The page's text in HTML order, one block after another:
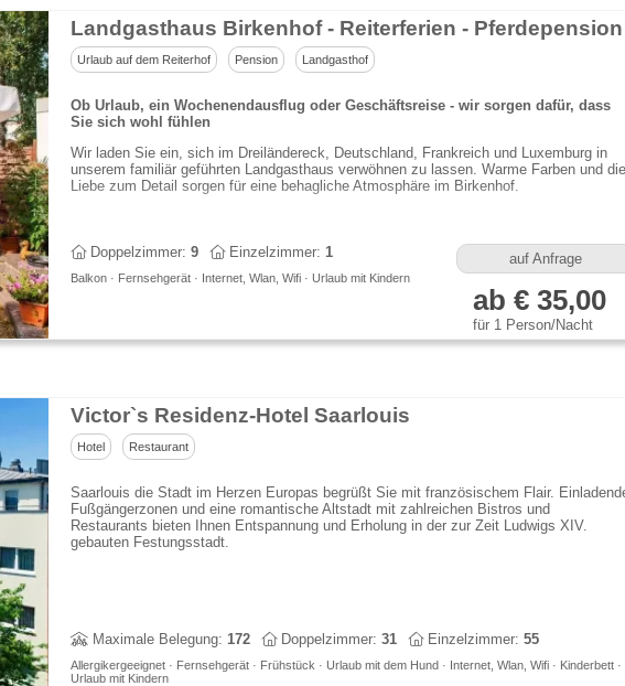
Landgasthaus Birkenhof - Reiterferien - Pferdepension
Urlaub auf dem Reiterhof Pension Landgasthof
Ob Urlaub, ein Wochenendausflug oder Geschäftsreise - wir sorgen dafür, dass
Sie sich wohl fühlen
Wir laden Sie ein, sich im Dreiländereck, Deutschland, Frankreich und Luxemburg in
unserem familiär geführten Landgasthaus verwöhnen zu lassen. Warme Farben und die
Liebe zum Detail sorgen für eine behagliche Atmosphäre im Birkenhof.
Doppelzimmer: 9 Einzelzimmer: 1
Balkon · Fernsehgerät · Internet, Wlan, Wifi · Urlaub mit Kindern
auf Anfrage
ab € 35,00
für 1 Person/Nacht
Victor`s Residenz-Hotel Saarlouis
Hotel Restaurant
Saarlouis die Stadt im Herzen Europas begrüßt Sie mit französischem Flair.
Fußgängerzonen und eine romantische Altstadt mit zahlreichen Bistros und
Restaurants bieten Ihnen Entspannung und Erholung in der zur Zeit Ludwigs XIV.
gebauten Festungsstadt.
Maximale Belegung: 172 Doppelzimmer: 31 Einzelzimmer: 55
Allergikergeeignet · Fernsehgerät · Frühstück · Urlaub mit dem Hund · Internet, Wlan, Wifi · Kinderbett ·
Urlaub mit Kindern